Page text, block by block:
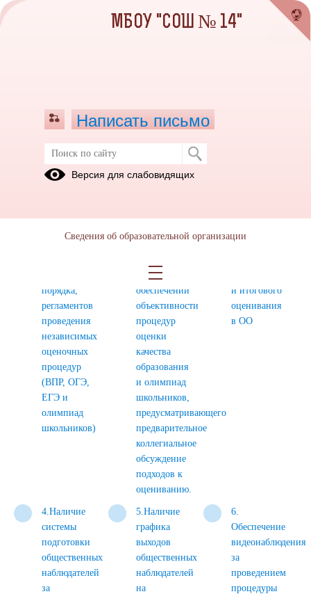
Мониторинг объективности
проведения процедур ОКО ОО
утверждении
порядка,
регламентов
проведения
независимых
оценочных
процедур
(ВПР, ОГЭ,
ЕГЭ и
олимпиад
школьников)
обеспечении
объективности
процедур
оценки
качества
образования
и олимпиад
школьников,
предусматривающего
предварительное
коллегиальное
обсуждение
подходов к
оцениванию.
прозрачных
и итогового
оценивания
в ОО
4.Наличие
системы
подготовки
общественных
наблюдателей
за
5.Наличие
графика
выходов
общественных
наблюдателей
на
6.
Обеспечение
видеонаблюдения
за
проведением
процедуры
МБОУ "СОШ № 14"
Написать письмо
Версия для слабовидящих
Сведения об образовательной организации